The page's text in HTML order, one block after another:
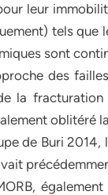
leur
tels que
sont
des
la
oblitéré
de Buri